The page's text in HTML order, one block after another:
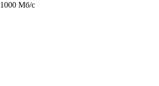
1000 Мб/c